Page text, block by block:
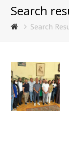
Search
Search